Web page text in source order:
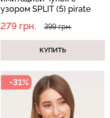
узором SPLIT (5) pirate
279 грн. 399 грн.
КУПИТЬ
-31%
Велосипедки с высокой
(черный) Giulia
549 грн.